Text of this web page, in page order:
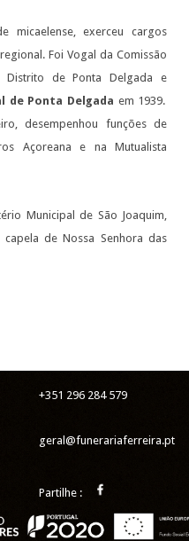
micaelense, exerceu cargos
Foi Vogal da Comissão
Distrito de Ponta Delgada e
de Ponta Delgada em 1939.
desempenhou funções de
Açoreana e na Mutualista
Municipal de São Joaquim,
de Nossa Senhora das
+351 296 284 579
geral@funerariaferreira.pt
Partilhe :